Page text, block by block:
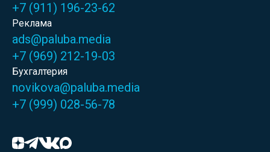
+7 (911) 196-23-62
Реклама
ads@paluba.media
+7 (969) 212-19-03
Бухгалтерия
novikova@paluba.media
+7 (999) 028-56-78